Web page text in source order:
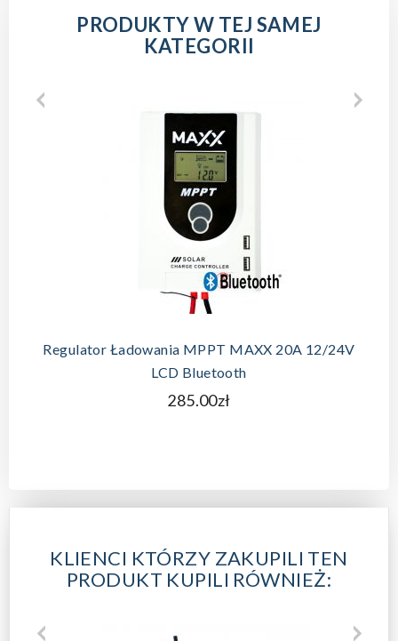
PRODUKTY W TEJ SAMEJ
KATEGORII
Regulator Ładowania MPPT MAXX 20A 12/24V
LCD Bluetooth
285.00zł
KLIENCI KTÓRZY ZAKUPILI TEN
PRODUKT KUPILI RÓWNIEŻ: